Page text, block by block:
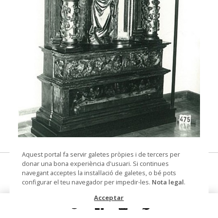
© Arxiu Fotogràfic del Consorci del Patrimoni de
Sitges
altar de capella
altar
Aquest portal fa servir galetes pròpies i de tercers per
donar una bona experiència d'usuari. Si continues
navegant acceptes la instal·lació de galetes, o bé pots
configurar el teu navegador per impedir-les. Nota legal.
Acceptar